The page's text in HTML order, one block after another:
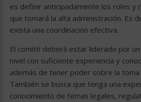
es definir anticipadamente los roles y
que tomará la alta administración. Es
exista una coordinación efectiva.
El comité deberá estar liderado por
nivel con suficiente experiencia y
además de tener poder sobre la toma
También se busca que tenga una
conocimiento de temas legales,